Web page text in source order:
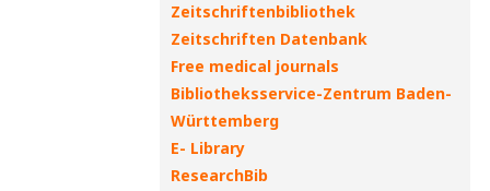
Zeitschriftenbibliothek
Zeitschriften Datenbank
Free medical journals
Bibliotheksservice-Zentrum Baden-
Württemberg
E- Library
ResearchBib